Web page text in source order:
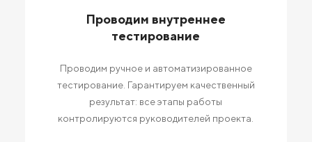
Проводим внутреннее
тестирование
Проводим ручное и автоматизированное
тестирование. Гарантируем качественный
результат: все этапы работы
контролируются руководителей проекта.